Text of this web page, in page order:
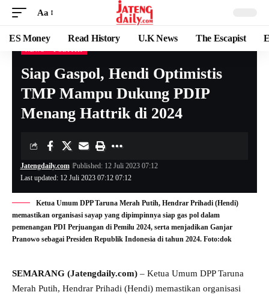
Aa
ES Money Read History U.K News The Escapist
Siap Gaspol, Hendi Optimistis
TMP Mampu Dukung PDIP
Menang Hattrik di 2024
Last updated: 12 Juli 2023 07:12 07:12
Jatengdaily.com Published: 12 Juli 2023 07:12
Ketua Umum DPP Taruna Merah Putih, Hendrar Prihadi (Hendi)
memastikan organisasi sayap yang dipimpinnya siap gas pol dalam
pemenangan PDI Perjuangan di Pemilu 2024, serta menjadikan Ganjar
Pranowo sebagai Presiden Republik Indonesia di tahun 2024. Foto:dok
SEMARANG (Jatengdaily.com) – Ketua Umum DPP Taruna
Merah Putih, Hendrar Prihadi (Hendi) memastikan organisasi